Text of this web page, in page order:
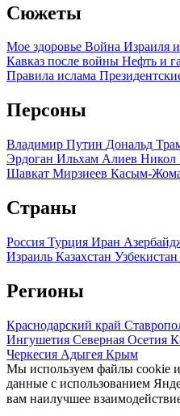
Сюжеты
Мое здоровье Война Израиля
Кавказ после войны Нефть и
Правила ислама
Персоны
Владимир Путин Дональд
Эрдоган Ильхам Алиев Никол
Шавкат Мирзиеев Касым-
Страны
Россия Турция Иран
Израиль Казахстан Узбекистан
Регионы
Краснодарский край
Ингушетия Северная Осетия
Черкесия Адыгея Крым
Мы используем файлы cookie
данные с использованием
вам наилучшее